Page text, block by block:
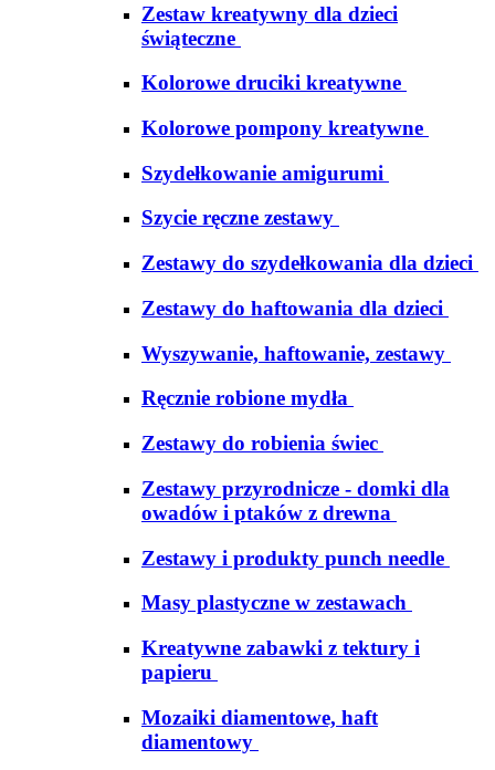
Zestaw kreatywny dla dzieci
świąteczne
Kolorowe druciki kreatywne
Kolorowe pompony kreatywne
Szydełkowanie amigurumi
Szycie ręczne zestawy
Zestawy do szydełkowania dla dzieci
Zestawy do haftowania dla dzieci
Wyszywanie, haftowanie, zestawy
Ręcznie robione mydła
Zestawy do robienia świec
Zestawy przyrodnicze - domki dla
owadów i ptaków z drewna
Zestawy i produkty punch needle
Masy plastyczne w zestawach
Kreatywne zabawki z tektury i
papieru
Mozaiki diamentowe, haft
diamentowy